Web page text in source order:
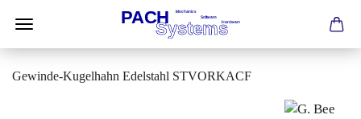
Gewinde-Kugelhahn Edelstahl STVORKACF